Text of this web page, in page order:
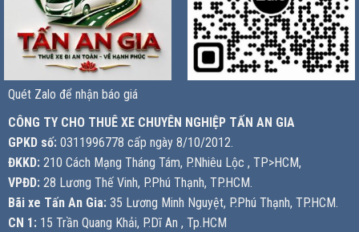
Quét Zalo để nhận báo giá
CÔNG TY CHO THUÊ XE CHUYÊN NGHIỆP TẤN AN GIA
GPKD số: 0311996778 cấp ngày 8/10/2012.
ĐKKD: 210 Cách Mạng Tháng Tám, P.Nhiêu Lộc , TP>HCM,
VPĐD: 28 Lương Thế Vinh, P.Phú Thạnh, TP.HCM.
Bãi xe Tấn An Gia: 35 Lương Minh Nguyệt, P.Phú Thạnh, TP.HCM.
CN 1: 15 Trần Quang Khải, P.Dĩ An , Tp.HCM